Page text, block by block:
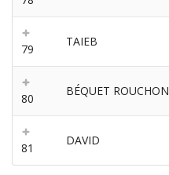
79
TAIEB
80
BÉQUET ROUCHON
81
DAVID